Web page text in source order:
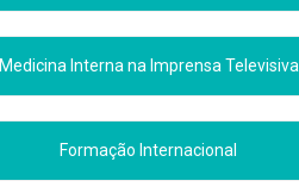
Medicina Interna na Imprensa Televisiva
Formação Internacional